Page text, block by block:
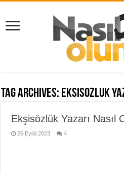
Tag Archives: Eksisozluk
Ekşisözlük Yazarı Nasıl
26 Eylül 2023 4